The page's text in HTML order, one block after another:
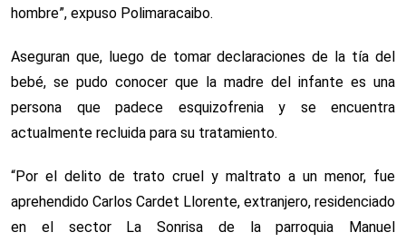
hombre”, expuso Polimaracaibo.
Aseguran que, luego de tomar declaraciones de la tía del
bebé, se pudo conocer que la madre del infante es una
persona que padece esquizofrenia y se encuentra
actualmente recluida para su tratamiento.
“Por el delito de trato cruel y maltrato a un menor, fue
aprehendido Carlos Cardet Llorente, extranjero, residenciado
en el sector La Sonrisa de la parroquia Manuel